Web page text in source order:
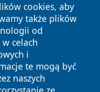
cookies, aby
także plików
od
celach
i
te mogą być
naszych
prawa